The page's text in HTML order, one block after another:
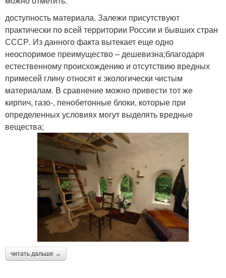
доступность материала. Залежи присутствуют
практически по всей территории России и бывших стран
СССР. Из данного факта вытекает еще одно
неоспоримое преимущество – дешевизна;благодаря
естественному происхождению и отсутствию вредных
примесей глину относят к экологически чистым
материалам. В сравнение можно привести тот же
кирпич, газо-, пенобетонные блоки, которые при
определенных условиях могут выделять вредные
вещества;
читать дальше →